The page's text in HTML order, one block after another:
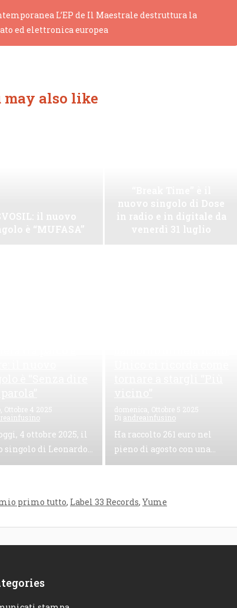
L’EP de Il Maestrale destruttura la
ed elettronica europea
may also like
Ottobre 4 2025
4 ottobre 2025, il
singolo di Leonardo...
domenica, Ottobre 5 2025
Di andreainfusino
Ha raccolto 261 euro nel
pieno di agosto con una...
primo tutto, Label 33 Records, Yume